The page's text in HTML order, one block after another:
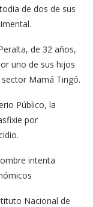
de dos de sus
de 32 años,
uno de sus hijos
Mamá Tingó.
Público, la
por
intenta
Nacional de